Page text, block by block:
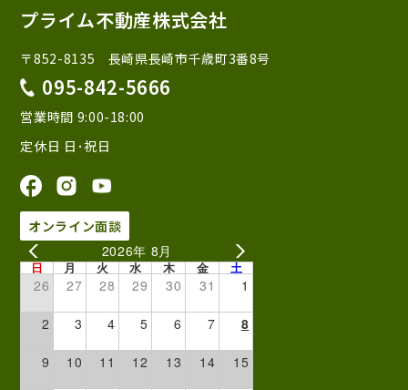
プライム不動産株式会社
〒852-8135 長崎県長崎市千歳町3番8号
095-842-5666
営業時間 9:00-18:00
定休日 日･祝日
オンライン面談
2026年 8月
日 月 火 水 木 金 土
26 27 28 29 30 31 1
2 3 4 5 6 7 8
9 10 11 12 13 14 15